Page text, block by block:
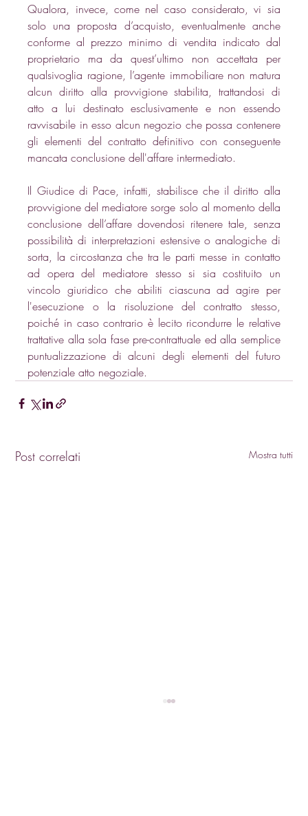
Qualora, invece, come nel caso considerato, vi sia
solo una proposta d’acquisto, eventualmente anche
conforme al prezzo minimo di vendita indicato dal
proprietario ma da quest’ultimo non accettata per
qualsivoglia ragione, l’agente immobiliare non matura
alcun diritto alla provvigione stabilita, trattandosi di
atto a lui destinato esclusivamente e non essendo
ravvisabile in esso alcun negozio che possa contenere
gli elementi del contratto definitivo con conseguente
mancata conclusione dell'affare intermediato.
Il Giudice di Pace, infatti, stabilisce che il diritto alla
provvigione del mediatore sorge solo al momento della
conclusione dell’affare dovendosi ritenere tale, senza
possibilità di interpretazioni estensive o analogiche di
sorta, la circostanza che tra le parti messe in contatto
ad opera del mediatore stesso si sia costituito un
vincolo giuridico che abiliti ciascuna ad agire per
l'esecuzione o la risoluzione del contratto stesso,
poiché in caso contrario è lecito ricondurre le relative
trattative alla sola fase pre-contrattuale ed alla semplice
puntualizzazione di alcuni degli elementi del futuro
potenziale atto negoziale.
Post correlati Mostra tutti